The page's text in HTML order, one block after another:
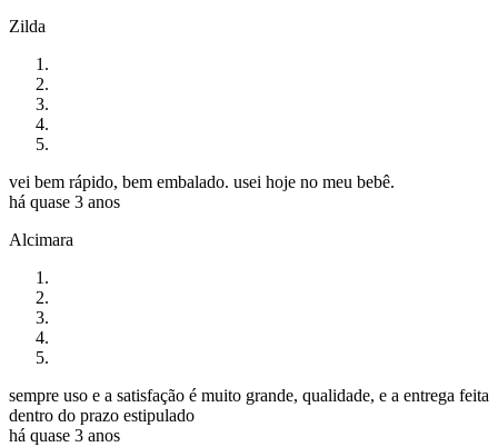
Zilda
vei bem rápido, bem embalado. usei hoje no meu bebê.
há quase 3 anos
Alcimara
sempre uso e a satisfação é muito grande, qualidade, e a entrega feita
dentro do prazo estipulado
há quase 3 anos